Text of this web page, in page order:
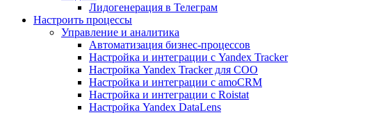
Лидогенерация в Телеграм
Настроить процессы
Управление и аналитика
Автоматизация бизнес-процессов
Настройка и интеграции с Yandex Tracker
Настройка Yandex Tracker для СОО
Настройка и интеграции с amoCRM
Настройка и интеграции с Roistat
Настройка Yandex DataLens